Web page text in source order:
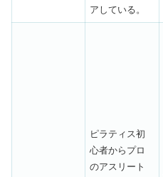
アしている。
ピラティス初
心者からプロ
のアスリート